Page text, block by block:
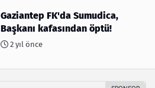
Gaziantep FK'da Sumudica,
Başkanı kafasından öptü!
2 yıl önce